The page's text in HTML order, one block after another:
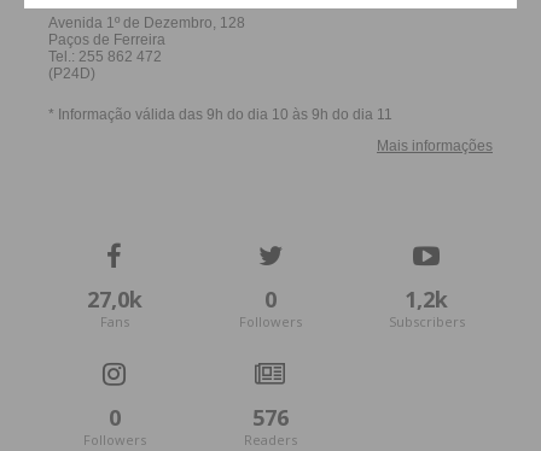
27,0k
Fans
0
Followers
1,2k
Subscribers
0
Followers
576
Readers